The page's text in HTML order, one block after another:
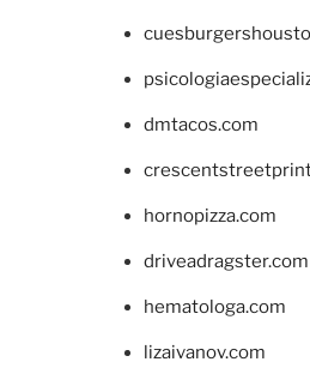
dmtacos.com
hornopizza.com
driveadragster.com
hematologa.com
lizaivanov.com